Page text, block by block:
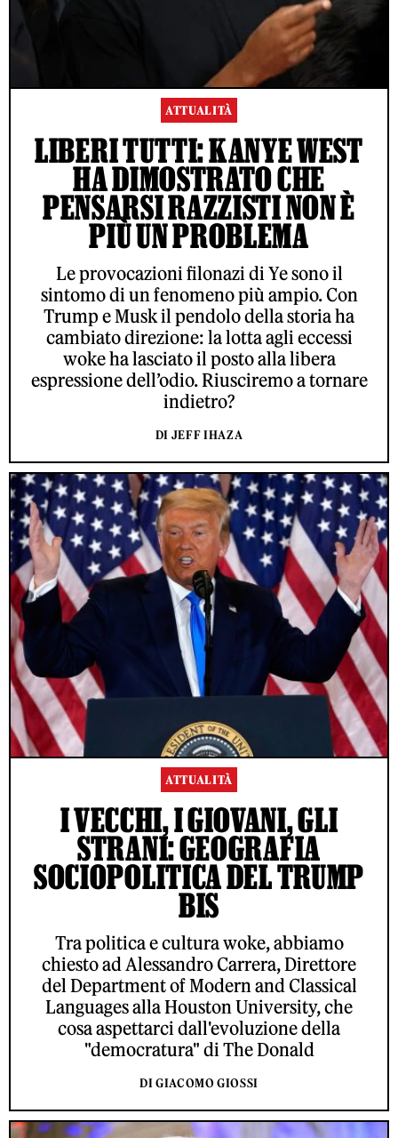
ATTUALITÀ
LIBERI TUTTI: KANYE WEST
HA DIMOSTRATO CHE
PENSARSI RAZZISTI NON È
PIÙ UN PROBLEMA
Le provocazioni filonazi di Ye sono il
sintomo di un fenomeno più ampio. Con
Trump e Musk il pendolo della storia ha
cambiato direzione: la lotta agli eccessi
woke ha lasciato il posto alla libera
espressione dell’odio. Riusciremo a tornare
indietro?
DI JEFF IHAZA
ATTUALITÀ
I VECCHI, I GIOVANI, GLI
STRANI: GEOGRAFIA
SOCIOPOLITICA DEL TRUMP
BIS
Tra politica e cultura woke, abbiamo
chiesto ad Alessandro Carrera, Direttore
del Department of Modern and Classical
Languages alla Houston University, che
cosa aspettarci dall'evoluzione della
"democratura" di The Donald
DI GIACOMO GIOSSI